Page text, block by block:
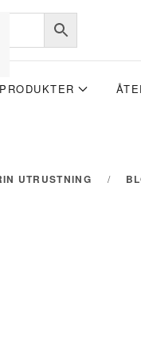
PRODUKTER
UTRUSTNING